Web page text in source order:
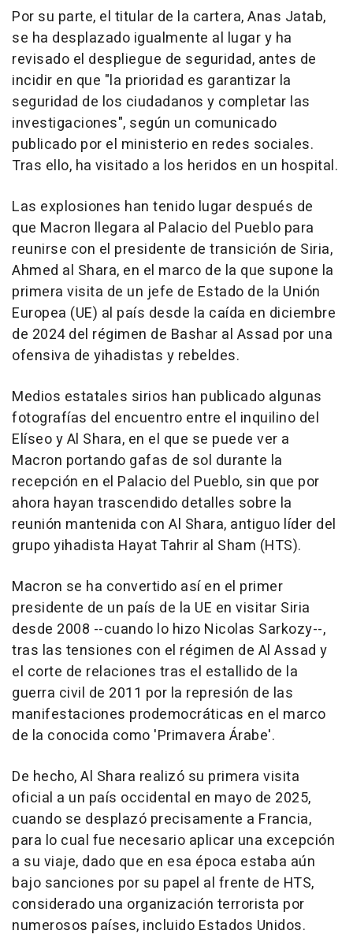
Por su parte, el titular de la cartera, Anas Jatab,
se ha desplazado igualmente al lugar y ha
revisado el despliegue de seguridad, antes de
incidir en que "la prioridad es garantizar la
seguridad de los ciudadanos y completar las
investigaciones", según un comunicado
publicado por el ministerio en redes sociales.
Tras ello, ha visitado a los heridos en un hospital.
Las explosiones han tenido lugar después de
que Macron llegara al Palacio del Pueblo para
reunirse con el presidente de transición de Siria,
Ahmed al Shara, en el marco de la que supone la
primera visita de un jefe de Estado de la Unión
Europea (UE) al país desde la caída en diciembre
de 2024 del régimen de Bashar al Assad por una
ofensiva de yihadistas y rebeldes.
Medios estatales sirios han publicado algunas
fotografías del encuentro entre el inquilino del
Elíseo y Al Shara, en el que se puede ver a
Macron portando gafas de sol durante la
recepción en el Palacio del Pueblo, sin que por
ahora hayan trascendido detalles sobre la
reunión mantenida con Al Shara, antiguo líder del
grupo yihadista Hayat Tahrir al Sham (HTS).
Macron se ha convertido así en el primer
presidente de un país de la UE en visitar Siria
desde 2008 --cuando lo hizo Nicolas Sarkozy--,
tras las tensiones con el régimen de Al Assad y
el corte de relaciones tras el estallido de la
guerra civil de 2011 por la represión de las
manifestaciones prodemocráticas en el marco
de la conocida como 'Primavera Árabe'.
De hecho, Al Shara realizó su primera visita
oficial a un país occidental en mayo de 2025,
cuando se desplazó precisamente a Francia,
para lo cual fue necesario aplicar una excepción
a su viaje, dado que en esa época estaba aún
bajo sanciones por su papel al frente de HTS,
considerado una organización terrorista por
numerosos países, incluido Estados Unidos.